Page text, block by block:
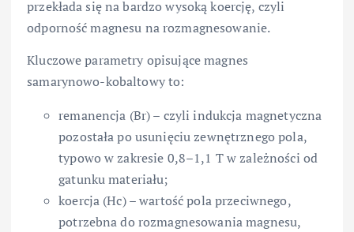
przekłada się na bardzo wysoką koercję, czyli
odporność magnesu na rozmagnesowanie.
Kluczowe parametry opisujące magnes
samarynowo-kobaltowy to:
remanencja (Br) – czyli indukcja magnetyczna
pozostała po usunięciu zewnętrznego pola,
typowo w zakresie 0,8–1,1 T w zależności od
gatunku materiału;
koercja (Hc) – wartość pola przeciwnego,
potrzebna do rozmagnesowania magnesu,